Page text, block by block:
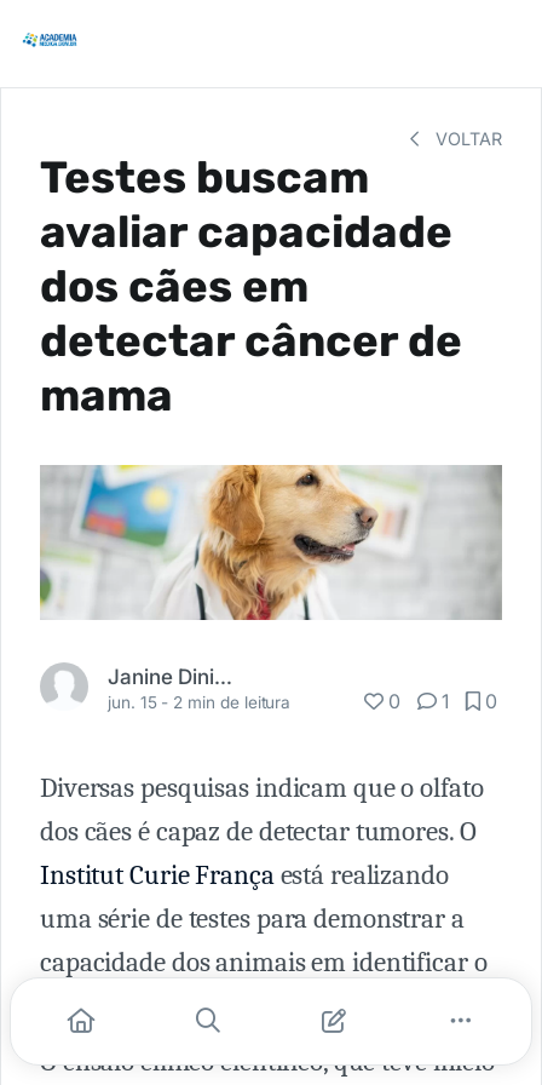
VOLTAR
Testes buscam
avaliar capacidade
dos cães em
detectar câncer de
mama
Janine Diniz Fortuna
jun. 15 - 2 min de leitura 0 1 0
Diversas pesquisas indicam que o olfato
dos cães é capaz de detectar tumores. O
Institut Curie Françaestá realizando
uma série de testes para demonstrar a
capacidade dos animais em identificar o
câncer de mama.
O ensaio clínico científico, que teve início